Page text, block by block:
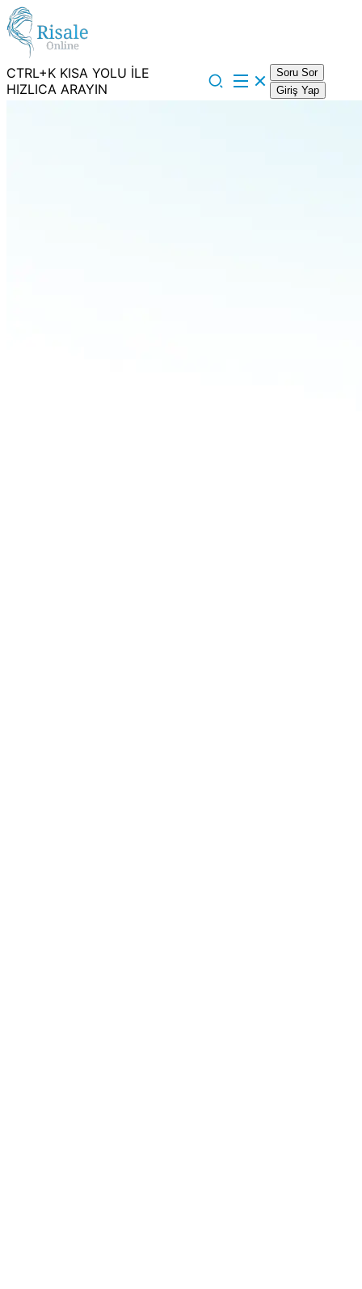
CTRL+K KISA YOLU İLE
HIZLICA ARAYIN
Soru Sor
Giriş Yap